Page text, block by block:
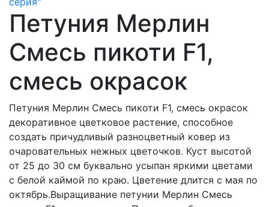
Петуния Мерлин
Смесь пикоти F1,
смесь окрасок
Петуния Мерлин Смесь пикоти F1, смесь окрасок
декоративное цветковое растение, способное
создать причудливый разноцветный ковер из
очаровательных нежных цветочков. Куст высотой
от 25 до 30 см буквально усыпан яркими цветами
с белой каймой по краю. Цветение длится с мая по
октябрь.Выращивание петунии Мерлин Смесь